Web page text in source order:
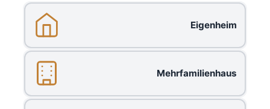
Eigenheim
Mehrfamilienhaus